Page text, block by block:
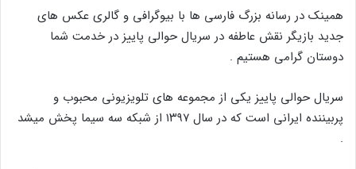
همینک در رسانه بزرگ فارسی ها با بیوگرافی و گالری عکس های
جدید بازیگر نقش عاطفه در سریال حوالی پاییز در خدمت شما
دوستان گرامی هستیم .
سریال حوالی پاییز یکی از مجموعه های تلویزیونی محبوب و
پربیننده ایرانی است که در سال ۱۳۹۷ از شبکه سه سیما پخش میشد
.